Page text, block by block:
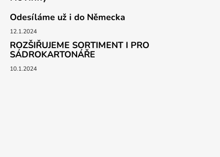
Odesíláme už i do Německa
12.1.2024
ROZŠIŘUJEME SORTIMENT I PRO
SÁDROKARTONÁŘE
10.1.2024